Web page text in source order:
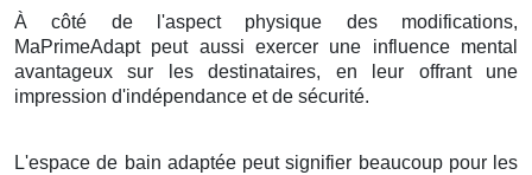
À côté de l'aspect physique des modifications,
MaPrimeAdapt peut aussi exercer une influence mental
avantageux sur les destinataires, en leur offrant une
impression d'indépendance et de sécurité.
L'espace de bain adaptée peut signifier beaucoup pour les